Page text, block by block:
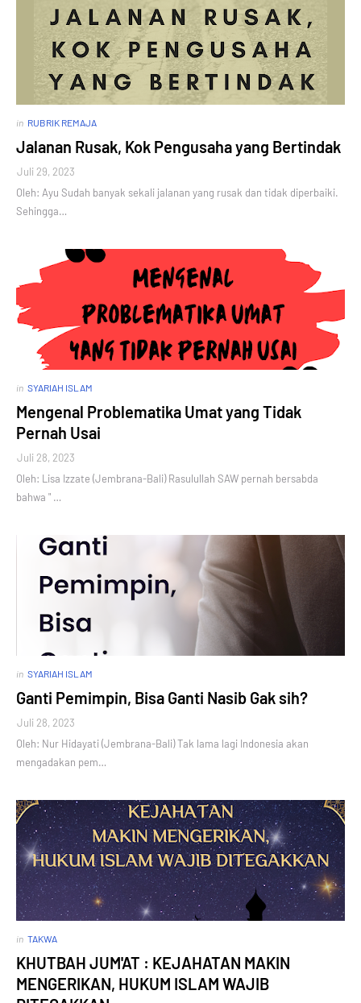
in RUBRIK REMAJA
Jalanan Rusak, Kok Pengusaha yang Bertindak
Juli 29, 2023
Oleh: Ayu Sudah banyak sekali jalanan yang rusak dan tidak diperbaiki.
Sehingga…
in SYARIAH ISLAM
Mengenal Problematika Umat yang Tidak
Pernah Usai
Juli 28, 2023
Oleh: Lisa Izzate (Jembrana-Bali) Rasulullah SAW pernah bersabda
bahwa " …
in SYARIAH ISLAM
Ganti Pemimpin, Bisa Ganti Nasib Gak sih?
Juli 28, 2023
Oleh: Nur Hidayati (Jembrana-Bali) Tak lama lagi Indonesia akan
mengadakan pem…
in TAKWA
KHUTBAH JUM'AT : KEJAHATAN MAKIN
MENGERIKAN, HUKUM ISLAM WAJIB